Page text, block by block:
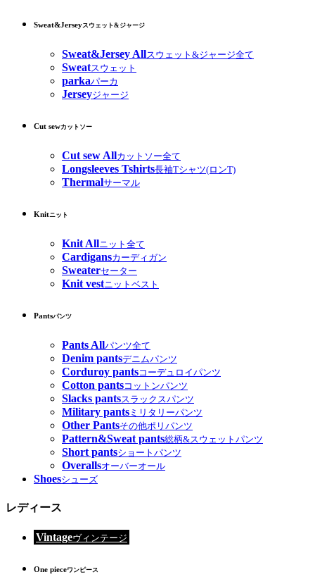
Sweat&Jerseyスウェット&ジャージ
Sweat&Jersey Allスウェット&ジャージ全て
Sweatスウェット
parkaパーカ
Jerseyジャージ
Cut sewカットソー
Cut sew Allカットソー全て
Longsleeves Tshirts長袖Tシャツ(ロンT)
Thermalサーマル
Knitニット
Knit Allニット全て
Cardigansカーディガン
Sweaterセーター
Knit vestニットベスト
Pantsパンツ
Pants Allパンツ全て
Denim pantsデニムパンツ
Corduroy pantsコーデュロイパンツ
Cotton pantsコットンパンツ
Slacks pantsスラックスパンツ
Military pants ミリタリーパンツ
Other Pantsその他ポリパンツ
Pattern&Sweat pants総柄&スウェットパンツ
Short pantsショートパンツ
Overallsオーバーオール
Shoesシューズ
レディース
Vintageヴィンテージ
One pieceワンピース